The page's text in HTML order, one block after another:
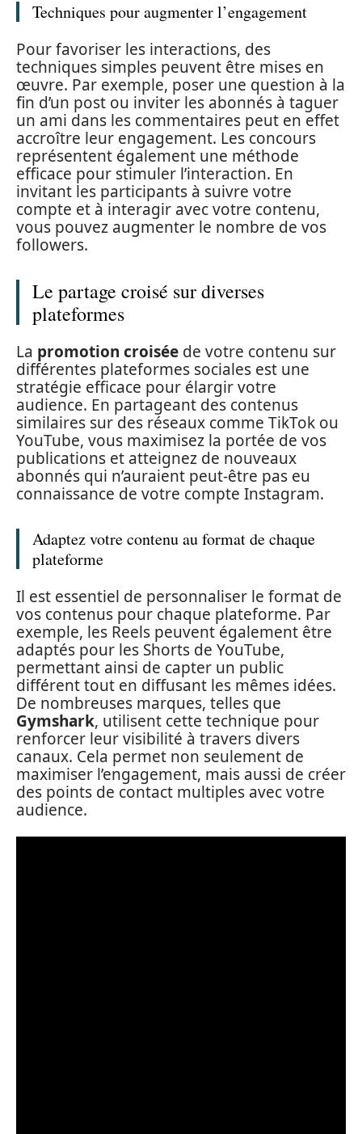
Techniques pour augmenter l’engagement
Pour favoriser les interactions, des
techniques simples peuvent être mises en
œuvre. Par exemple, poser une question à la
fin d’un post ou inviter les abonnés à taguer
un ami dans les commentaires peut en effet
accroître leur engagement. Les concours
représentent également une méthode
efficace pour stimuler l’interaction. En
invitant les participants à suivre votre
compte et à interagir avec votre contenu,
vous pouvez augmenter le nombre de vos
followers.
Le partage croisé sur diverses
plateformes
La promotion croisée de votre contenu sur
différentes plateformes sociales est une
stratégie efficace pour élargir votre
audience. En partageant des contenus
similaires sur des réseaux comme TikTok ou
YouTube, vous maximisez la portée de vos
publications et atteignez de nouveaux
abonnés qui n’auraient peut-être pas eu
connaissance de votre compte Instagram.
Adaptez votre contenu au format de chaque
plateforme
Il est essentiel de personnaliser le format de
vos contenus pour chaque plateforme. Par
exemple, les Reels peuvent également être
adaptés pour les Shorts de YouTube,
permettant ainsi de capter un public
différent tout en diffusant les mêmes idées.
De nombreuses marques, telles que
Gymshark, utilisent cette technique pour
renforcer leur visibilité à travers divers
canaux. Cela permet non seulement de
maximiser l’engagement, mais aussi de créer
des points de contact multiples avec votre
audience.